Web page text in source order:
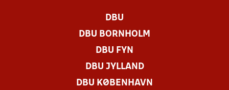
DBU
DBU BORNHOLM
DBU FYN
DBU JYLLAND
DBU KØBENHAVN